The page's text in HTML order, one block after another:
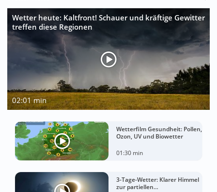
Wetter heute: Kaltfront! Schauer und kräftige Gewitter
treffen diese Regionen
02:01 min
Wetterfilm Gesundheit: Pollen,
Ozon, UV und Biowetter
01:30 min
3-Tage-Wetter: Klarer Himmel
zur partiellen